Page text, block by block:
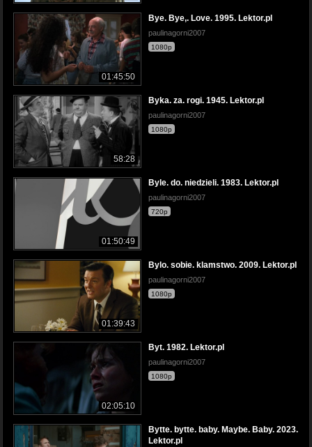
01:45:50
Bye. Bye,. Love. 1995. Lektor.pl
paulinagorni2007
1080p
58:28
Byka. za. rogi. 1945. Lektor.pl
paulinagorni2007
1080p
01:50:49
Byle. do. niedzieli. 1983. Lektor.pl
paulinagorni2007
720p
01:39:43
Bylo. sobie. klamstwo. 2009. Lektor.pl
paulinagorni2007
1080p
02:05:10
Byt. 1982. Lektor.pl
paulinagorni2007
1080p
Bytte. bytte. baby. Maybe. Baby. 2023.
Lektor.pl